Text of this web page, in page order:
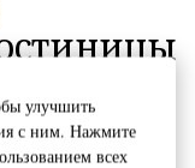
улучшить
с ним. Нажмите
всех